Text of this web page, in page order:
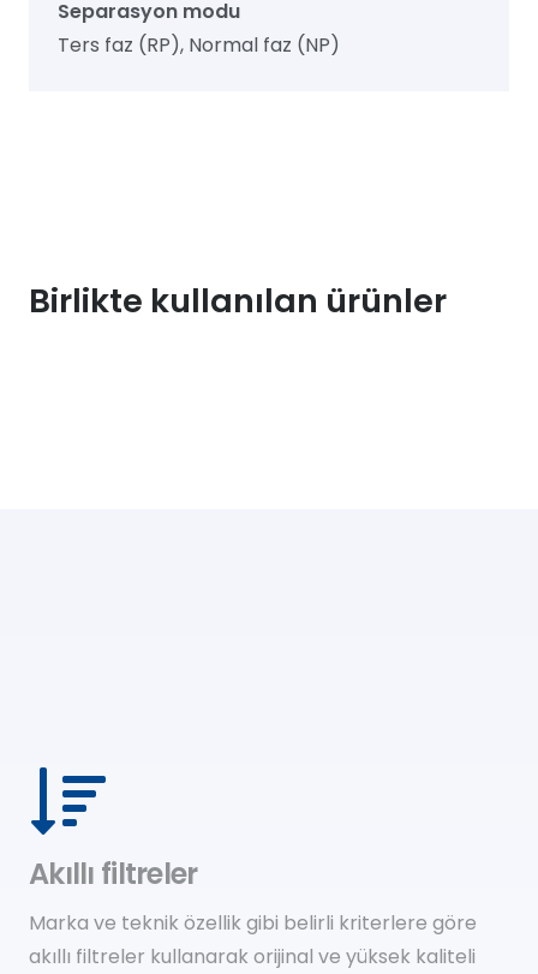
Separasyon modu
Ters faz (RP), Normal faz (NP)
Birlikte kullanılan ürünler
Akıllı filtreler
Marka ve teknik özellik gibi belirli kriterlere göre
akıllı filtreler kullanarak orijinal ve yüksek kaliteli